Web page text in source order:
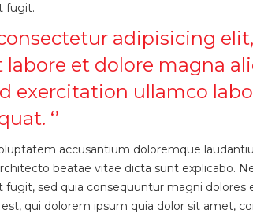
fugit.
adipisicing
et dolore magna
exercitation ullamco
‘’
accusantium doloremque
beatae vitae dicta sunt explicabo.
sed quia consequuntur magni dolores
qui dolorem ipsum quia dolor sit amet,